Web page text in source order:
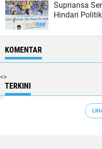
Supriansa
Hindari
KOMENTAR
<>
TERKINI